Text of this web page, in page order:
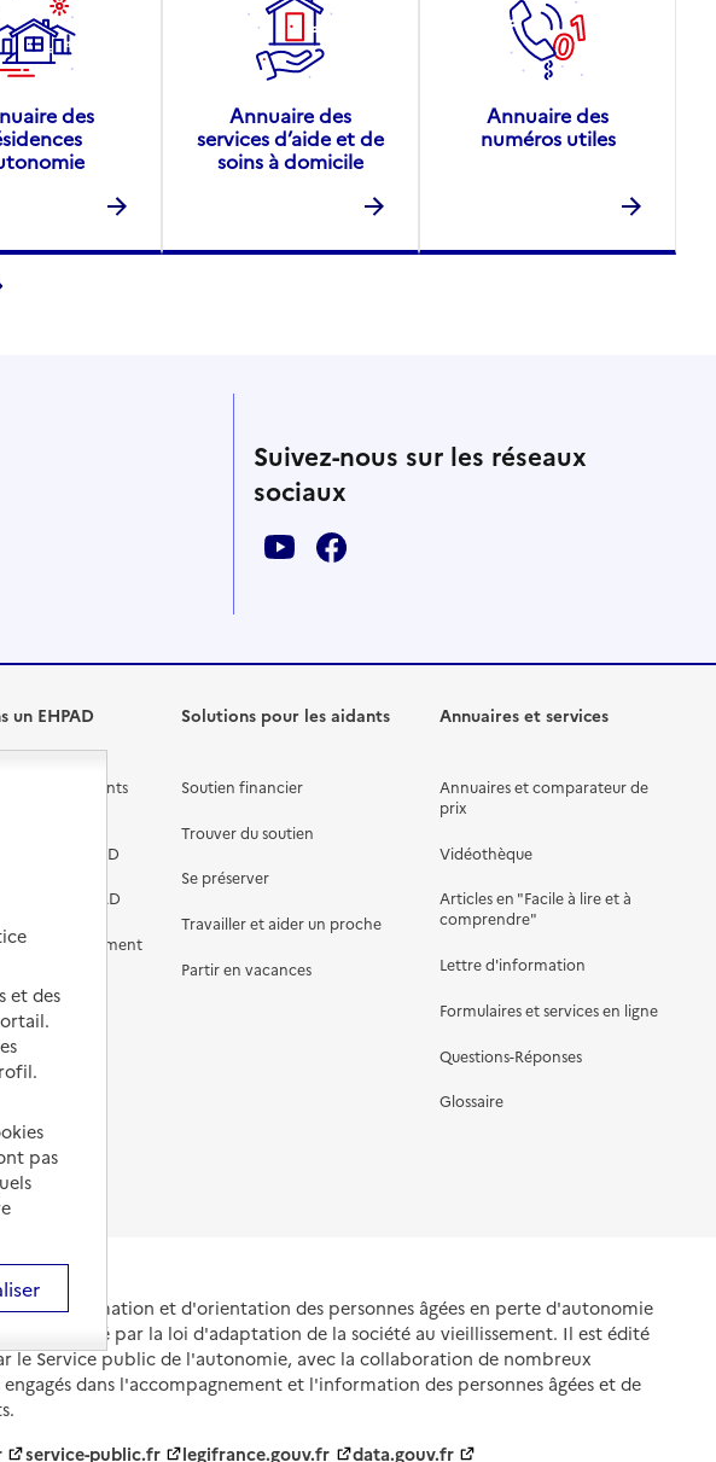
des
Annuaire des
services d’aide et de
soins à domicile
Annuaire des
numéros utiles
Suivez-nous sur les réseaux
sociaux
un EHPAD
établissements
en EHPAD
en EHPAD
accompagnement
les prix en
EHPAD
Solutions pour les aidants
Soutien financier
Trouver du soutien
Se préserver
Travailler et aider un proche
Partir en vacances
Annuaires et services
Annuaires et comparateur de
prix
Vidéothèque
Articles en "Facile à lire et à
comprendre"
Lettre d'information
Formulaires et services en ligne
Questions-Réponses
Glossaire
d'information et d'orientation des personnes âgées en perte d'autonomie
proches, créé par la loi d'adaptation de la société au vieillissement. Il est édité
le Service public de l'autonomie, avec la collaboration de nombreux
dans l'accompagnement et l'information des personnes âgées et de
service-public.fr legifrance.gouv.fr data.gouv.fr
et des
pas